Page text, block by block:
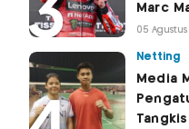
Marc
05
Netting
Media